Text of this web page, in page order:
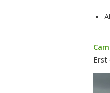
Erst